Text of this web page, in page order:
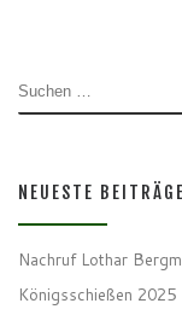
SUCHE
NEUESTE BEITRÄGE
Nachruf Lothar
Königsschießen 2025